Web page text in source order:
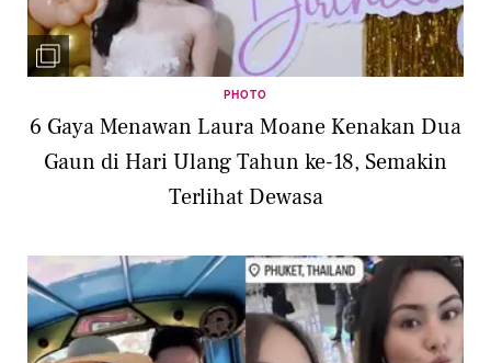
PHOTO
6 Gaya Menawan Laura Moane Kenakan Dua
Gaun di Hari Ulang Tahun ke-18, Semakin
Terlihat Dewasa